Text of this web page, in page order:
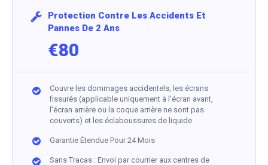
Protection Contre Les Accidents Et
Pannes De 2 Ans
€80
Couvre les dommages accidentels, les écrans
fissurés (applicable uniquement à l'écran avant,
l'écran arrière ou la coque arrière ne sont pas
couverts) et les éclaboussures de liquide.
Garantie Étendue Pour 24 Mois
Sans Tracas : Envoi par courrier aux centres de